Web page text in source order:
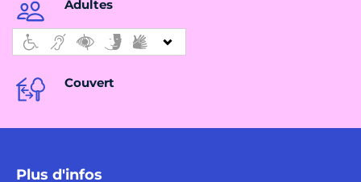
Adultes
Couvert
Plus d'infos